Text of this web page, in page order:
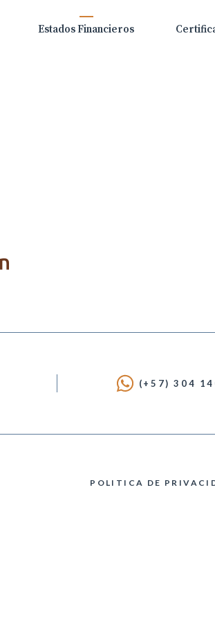
Estados Financieros
(+57) 304
POLITICA DE